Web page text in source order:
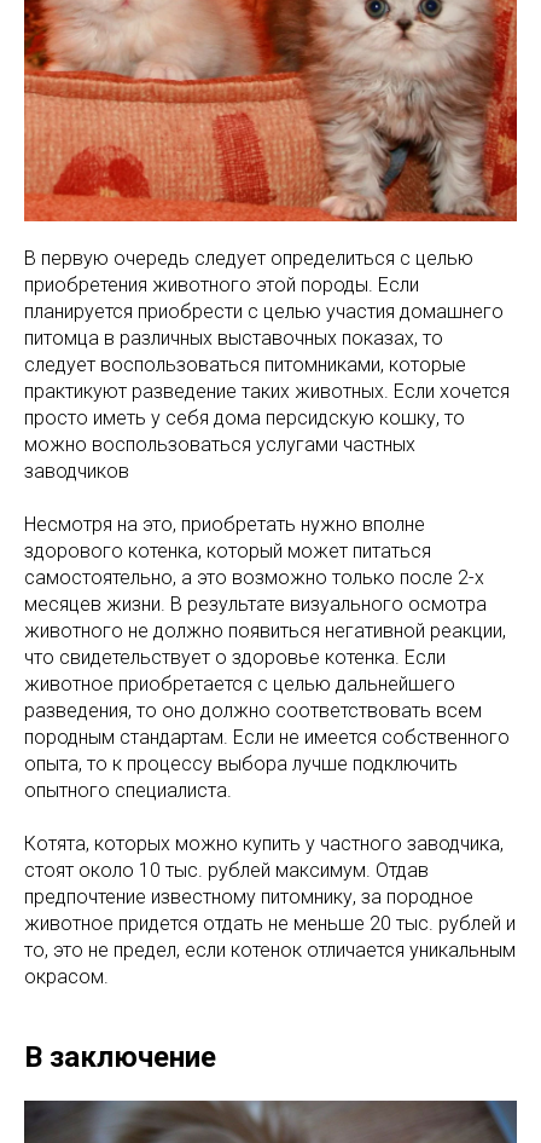
В первую очередь следует определиться с целью
приобретения животного этой породы. Если
планируется приобрести с целью участия домашнего
питомца в различных выставочных показах, то
следует воспользоваться питомниками, которые
практикуют разведение таких животных. Если хочется
просто иметь у себя дома персидскую кошку, то
можно воспользоваться услугами частных
заводчиков
Несмотря на это, приобретать нужно вполне
здорового котенка, который может питаться
самостоятельно, а это возможно только после 2-х
месяцев жизни. В результате визуального осмотра
животного не должно появиться негативной реакции,
что свидетельствует о здоровье котенка. Если
животное приобретается с целью дальнейшего
разведения, то оно должно соответствовать всем
породным стандартам. Если не имеется собственного
опыта, то к процессу выбора лучше подключить
опытного специалиста.
Котята, которых можно купить у частного заводчика,
стоят около 10 тыс. рублей максимум. Отдав
предпочтение известному питомнику, за породное
животное придется отдать не меньше 20 тыс. рублей и
то, это не предел, если котенок отличается уникальным
окрасом.
В заключение